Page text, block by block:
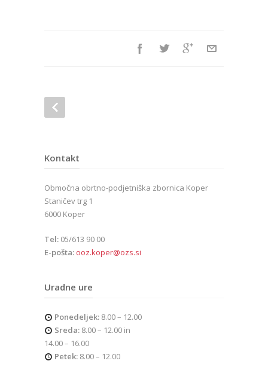
Kontakt
Območna obrtno-podjetniška zbornica Koper
Staničev trg 1
6000 Koper
Tel: 05/613 90 00
E-pošta: ooz.koper@ozs.si
Uradne ure
Ponedeljek: 8.00 – 12.00
Sreda: 8.00 – 12.00 in
14.00 – 16.00
Petek: 8.00 – 12.00